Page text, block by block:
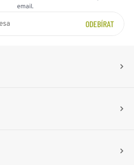
email.
ODEBÍRAT